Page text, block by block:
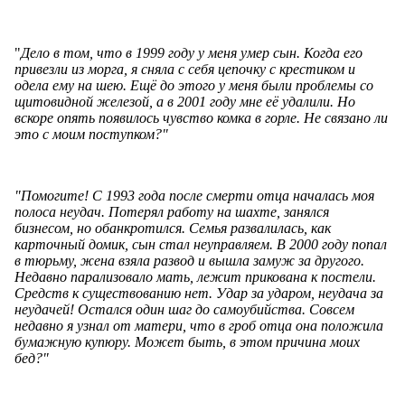
"Дело в том, что в 1999 году у меня умер сын. Когда его
привезли из морга, я сняла с себя цепочку с крестиком и
одела ему на шею. Ещё до этого у меня были проблемы со
щитовидной железой, а в 2001 году мне её удалили. Но
вскоре опять появилось чувство комка в горле. Не связано ли
это с моим поступком?"
"Помогите! С 1993 года после смерти отца началась моя
полоса неудач. Потерял работу на шахте, занялся
бизнесом, но обанкротился. Семья развалилась, как
карточный домик, сын стал неуправляем. В 2000 году попал
в тюрьму, жена взяла развод и вышла замуж за другого.
Недавно парализовало мать, лежит прикована к постели.
Средств к существованию нет. Удар за ударом, неудача за
неудачей! Остался один шаг до самоубийства. Совсем
недавно я узнал от матери, что в гроб отца она положила
бумажную купюру. Может быть, в этом причина моих
бед?"